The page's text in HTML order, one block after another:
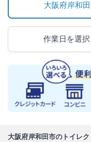
大阪府岸和
作業日を選択
大阪府岸和田市のトイレ